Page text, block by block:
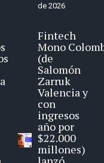
de 2026
Fintech
Mono
(de
Salomón
Zarruk
Valencia y
con
ingresos
año por
$22.000
millones)